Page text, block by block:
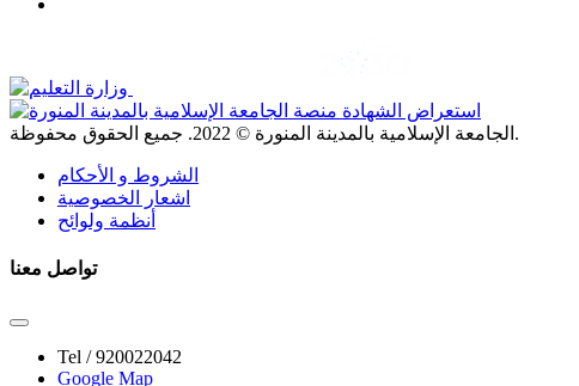
الجامعة الإسلامية بالمدينة المنورة © 2022 . جميع الحقوق محفوظة.
الشروط و الأحكام
اشعار الخصوصية
أنظمة ولوائح
تواصل معنا
Tel /920022042
Google Map